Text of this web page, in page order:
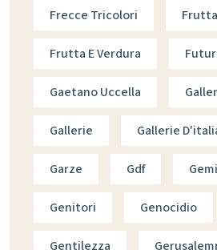
Frecce Tricolori Frutta
Frutta E Verdura
Gaetano Uccella
Gallerie Gallerie
Garze Gdf
Genitori Genocidio
Gentilezza